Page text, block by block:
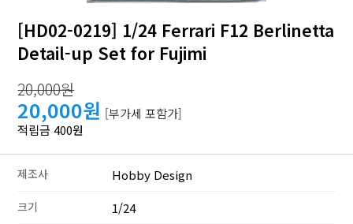
[HD02-0219] 1/24 Ferrari F12 Berlinetta
Detail-up Set for Fujimi
20,000원
20,000원 [부가세 포함가]
적립금 400원
제조사 Hobby Design
크기 1/24